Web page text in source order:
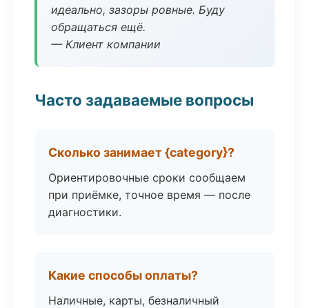
идеально, зазоры ровные. Буду
обращаться ещё.
— Клиент компании
Часто задаваемые вопросы
Сколько занимает {category}?
Ориентировочные сроки сообщаем
при приёмке, точное время — после
диагностики.
Какие способы оплаты?
Наличные, карты, безналичный